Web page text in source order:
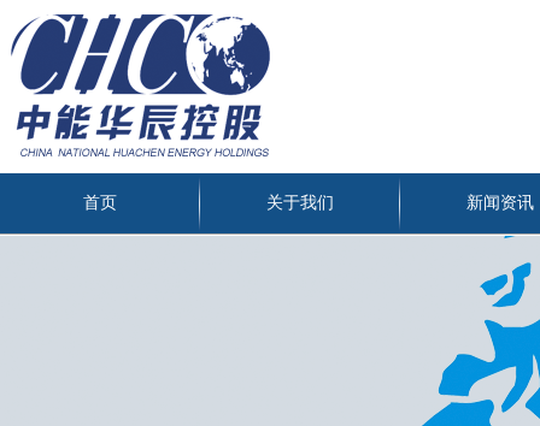
首页 关于我们 新闻资讯